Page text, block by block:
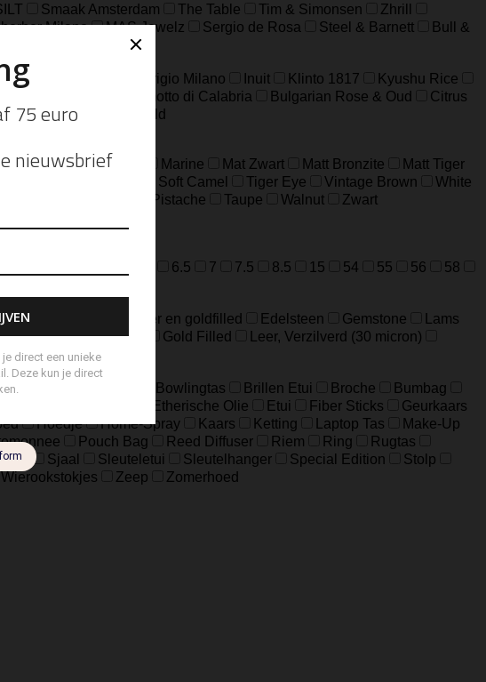
Smaak Amsterdam The Table Tim & Simonsen
Zhrill
Milano MAS Jewelz Sergio de Rosa Steel & Barnett
Bull &
Dolce Roma XXL Grigio Milano Inuit Klinto 1817
Kyushu Rice
Bergamotto di Calabria Bulgarian Rose & Oud
Citrus
Tegenwind
Wild
Grijs Luipaard Grijs Marine Mat Zwart Matt Bronzite
Matt Tiger
Soft Camel Tiger Eye Vintage Brown
White
Pistache Taupe Walnut
Zwart
6.5 7 7.5 8.5 15 54 55 56
58
zilver, geoxideerd zilver en goldfilled Edelsteen Gemstone
Lams
Edelstaal Gold Filled
Leer, Verzilverd (30 micron)
Bowlingtas Brillen Etui Broche
Bumbag
Etherische Olie Etui Fiber Sticks
Geurkaars
Hoedje Home-Spray Kaars Ketting Laptop Tas
Make-Up
Pouch Bag Reed Diffuser Riem Ring
Rugtas
Sjaal Sleuteletui Sleutelhanger Special Edition
Stolp
Wierookstokjes Zeep
Zomerhoed